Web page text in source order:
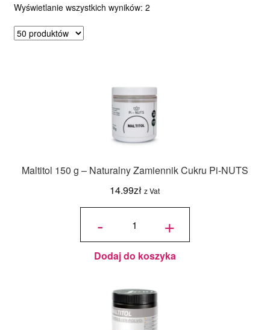
Wyświetlanie wszystkich wyników: 2Posortowane
Maltitol 150 g – Naturalny Zamiennik Cukru Pi-NUTS
14.99zł z Vat
-
ilość
Naturalny
Zamiennik
Cukru Pi-
NUTS +
Dodaj do koszyka